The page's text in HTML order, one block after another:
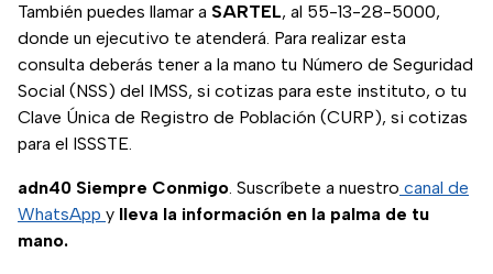
También puedes llamar a SARTEL, al 55-13-28-5000,
donde un ejecutivo te atenderá. Para realizar esta
consulta deberás tener a la mano tu Número de Seguridad
Social (NSS) del IMSS, si cotizas para este instituto, o tu
Clave Única de Registro de Población (CURP), si cotizas
para el ISSSTE.
adn40 Siempre Conmigo. Suscríbete a nuestro canal de
WhatsApp y lleva la información en la palma de tu
mano.